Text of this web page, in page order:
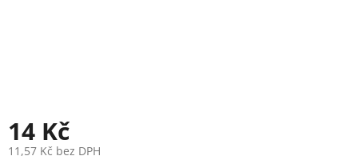
14 Kč
11,57 Kč bez DPH